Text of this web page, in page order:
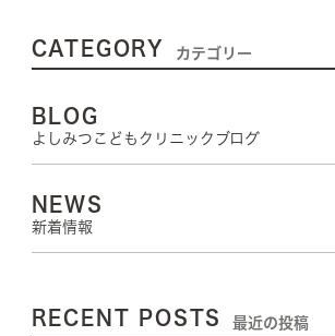
CATEGORY カテゴリー
BLOG
よしみつこどもクリニックブログ
NEWS
新着情報
RECENT POSTS 最近の投稿